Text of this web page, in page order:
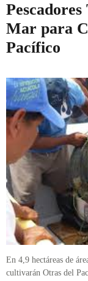
Mar para
Pacífico
En 4,9 hectáreas de
cultivarán Otras del